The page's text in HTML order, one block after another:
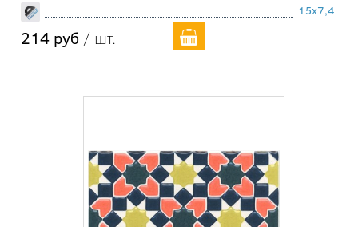
15x7,4
214 руб / шт.